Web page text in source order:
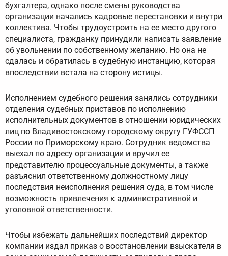
бухгалтера, однако после смены руководства
организации начались кадровые перестановки и внутри
коллектива. Чтобы трудоустроить на ее место другого
специалиста, гражданку принудили написать заявление
об увольнении по собственному желанию. Но она не
сдалась и обратилась в судебную инстанцию, которая
впоследствии встала на сторону истицы.
Исполнением судебного решения занялись сотрудники
отделения судебных приставов по исполнению
исполнительных документов в отношении юридических
лиц по Владивостокскому городскому округу ГУФССП
России по Приморскому краю. Сотрудник ведомства
выехал по адресу организации и вручил ее
представителю процессуальные документы, а также
разъяснил ответственному должностному лицу
последствия неисполнения решения суда, в том числе
возможность привлечения к административной и
уголовной ответственности.
Чтобы избежать дальнейших последствий директор
компании издал приказ о восстановлении взыскателя в